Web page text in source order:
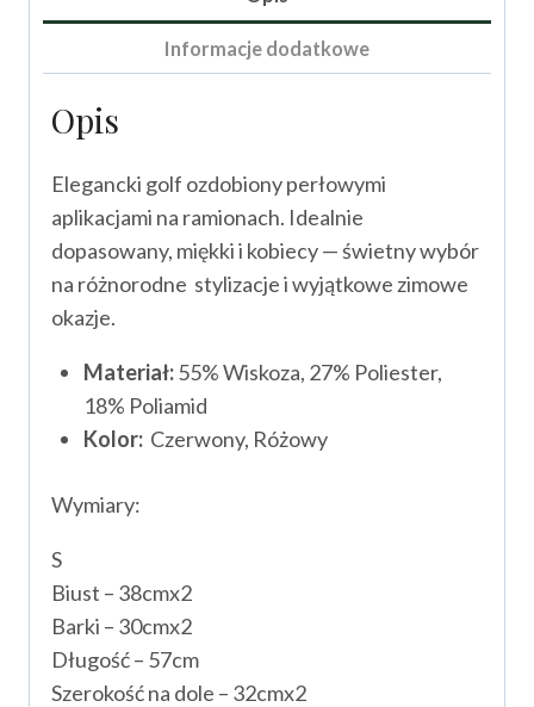
Informacje dodatkowe
Opis
Elegancki golf ozdobiony perłowymi
aplikacjami na ramionach. Idealnie
dopasowany, miękki i kobiecy — świetny wybór
na różnorodne stylizacje i wyjątkowe zimowe
okazje.
Materiał:55% Wiskoza, 27% Poliester,
18% Poliamid
Kolor: Czerwony, Różowy
Wymiary:
S
Biust – 38cmx2
Barki – 30cmx2
Długość – 57cm
Szerokość na dole – 32cmx2